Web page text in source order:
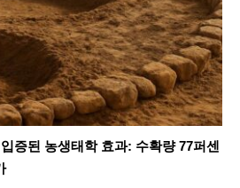
증된 농생태학 효과: 수확량 77퍼센